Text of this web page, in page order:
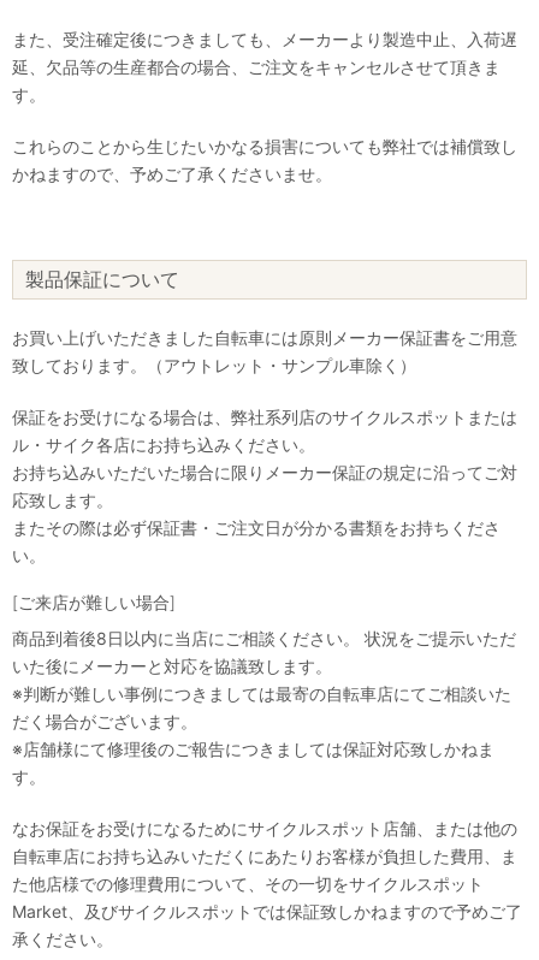
また、受注確定後につきましても、メーカーより製造中止、入荷遅
延、欠品等の生産都合の場合、ご注文をキャンセルさせて頂きま
す。
これらのことから生じたいかなる損害についても弊社では補償致し
かねますので、予めご了承くださいませ。
製品保証について
お買い上げいただきました自転車には原則メーカー保証書をご用意
致しております。（アウトレット・サンプル車除く）
保証をお受けになる場合は、弊社系列店のサイクルスポットまたは
ル・サイク各店にお持ち込みください。
お持ち込みいただいた場合に限りメーカー保証の規定に沿ってご対
応致します。
またその際は必ず保証書・ご注文日が分かる書類をお持ちくださ
い。
[ご来店が難しい場合]
商品到着後8日以内に当店にご相談ください。 状況をご提示いただ
いた後にメーカーと対応を協議致します。
※判断が難しい事例につきましては最寄の自転車店にてご相談いた
だく場合がございます。
※店舗様にて修理後のご報告につきましては保証対応致しかねま
す。
なお保証をお受けになるためにサイクルスポット店舗、または他の
自転車店にお持ち込みいただくにあたりお客様が負担した費用、ま
た他店様での修理費用について、その一切をサイクルスポット
Market、及びサイクルスポットでは保証致しかねますので予めご了
承ください。